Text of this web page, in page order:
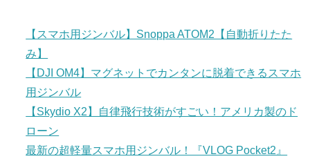
【スマホ用ジンバル】Snoppa ATOM2【自動折りたた
み】
【DJI OM4】マグネットでカンタンに脱着できるスマホ
用ジンバル
【Skydio X2】自律飛行技術がすごい！アメリカ製のド
ローン
最新の超軽量スマホ用ジンバル！『VLOG Pocket2』